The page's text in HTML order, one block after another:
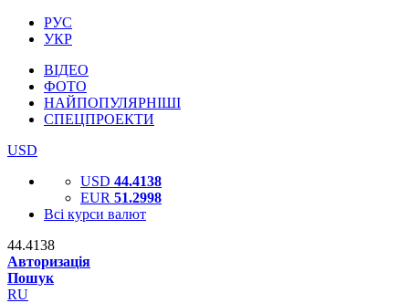
РУС
УКР
ВІДЕО
ФОТО
НАЙПОПУЛЯРНІШІ
СПЕЦПРОЕКТИ
USD
USD 44.4138
EUR 51.2998
Всі курси валют
44.4138
Авторизація
Пошук
RU